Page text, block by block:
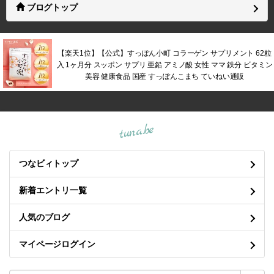
ブログトップ
【楽天1位】【公式】すっぽん小町 コラーゲン サプリメント 62粒
入 1ヶ月分 スッポン サプリ 亜鉛 アミノ酸 女性 ママ 鉄分 ビタミン
美容 健康食品 国産 すっぽんこまち ていねい通販
tuna.be
つなビィトップ
新着エントリ一覧
人気のブログ
マイページログイン